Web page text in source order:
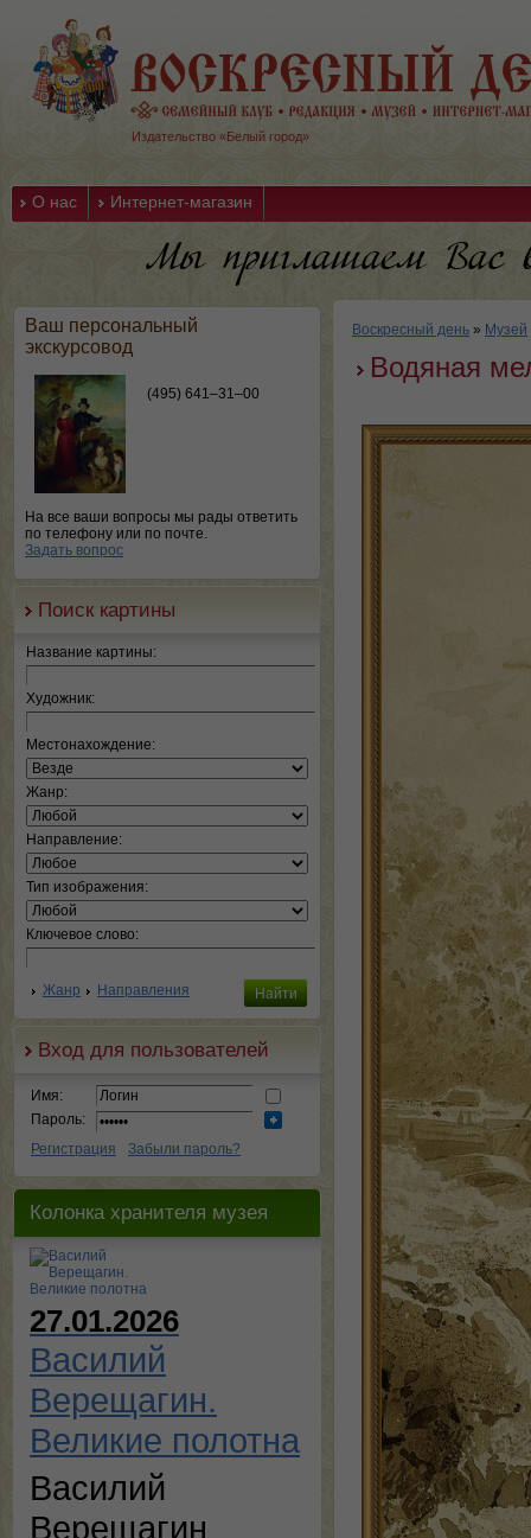
Издательство «Белый город»
О нас Интернет-магазин
Ваш персональный
экскурсовод
(495) 641–31–00
На все ваши вопросы мы рады ответить
по телефону или по почте.
Задать вопрос
Поиск картины
Название картины:
Художник:
Местонахождение:
Жанр:
Направление:
Тип изображения:
Ключевое слово:
Жанр Направления
Вход для пользователей
Имя:
Пароль:
Регистрация
Забыли пароль?
Колонка хранителя музея
27.01.2026
Василий
Верещагин.
Великие полотна
Василий
Верещагин
Воскресный день » Музей
Водяная